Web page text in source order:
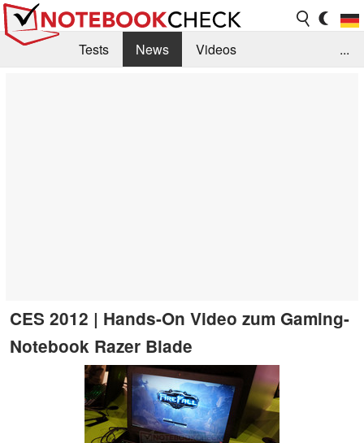
Tests News
Videos
...
CES 2012 | Hands-On Video zum Gaming-
Notebook Razer Blade